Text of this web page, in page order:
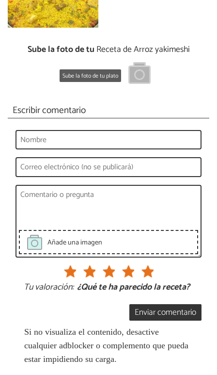
Sube la foto de tu Receta de Arroz yakimeshi
Sube la foto de tu plato
Escribir comentario
Añade una imagen
Tu valoración: ¿Qué te ha parecido la receta?
Enviar comentario
Si no visualiza el contenido, desactive
cualquier adblocker o complemento que pueda
estar impidiendo su carga.